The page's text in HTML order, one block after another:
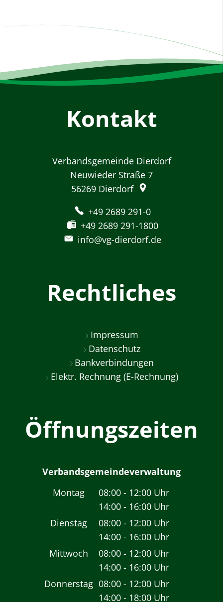
Kontakt
Verbandsgemeinde Dierdorf
Neuwieder Straße 7
56269 Dierdorf
+49 2689 291-0
+49 2689 291-1800
info@vg-dierdorf.de
Rechtliches
Impressum
Datenschutz
Bankverbindungen
Elektr. Rechnung (E-Rechnung)
Öffnungszeiten
Verbandsgemeindeverwaltung
Montag
08:00 - 12:00 Uhr
Von 08:00 bis 12:00
14:00 - 16:00 Uhr
Von 14:00 bis 16:00
Dienstag 08:00 - 12:00 Uhr
Von 08:00 bis 12:00
14:00 - 16:00 Uhr
Von 14:00 bis 16:00
Mittwoch 08:00 - 12:00 Uhr
Von 08:00 bis 12:00
14:00 - 16:00 Uhr
Von 14:00 bis 16:00
Donnerstag 08:00 - 12:00 Uhr
Von 08:00 bis 12:00
14:00 - 18:00 Uhr